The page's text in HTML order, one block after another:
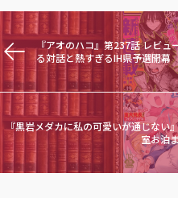
『アオのハコ』第237話 レビ
る対話と熱すぎるIH県予選開幕
『黒岩メダカに私の可愛いが通じない
室お泊